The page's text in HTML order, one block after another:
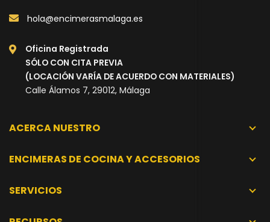
hola@encimerasmalaga.es
Oficina Registrada
SÓLO CON CITA PREVIA
(LOCACIÓN VARÍA DE ACUERDO CON MATERIALES)
Calle Álamos 7, 29012, Málaga
ACERCA NUESTRO
ENCIMERAS DE COCINA Y ACCESORIOS
SERVICIOS